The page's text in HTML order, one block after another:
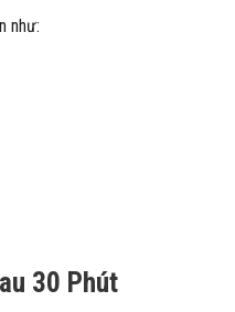
như:
30 Phút